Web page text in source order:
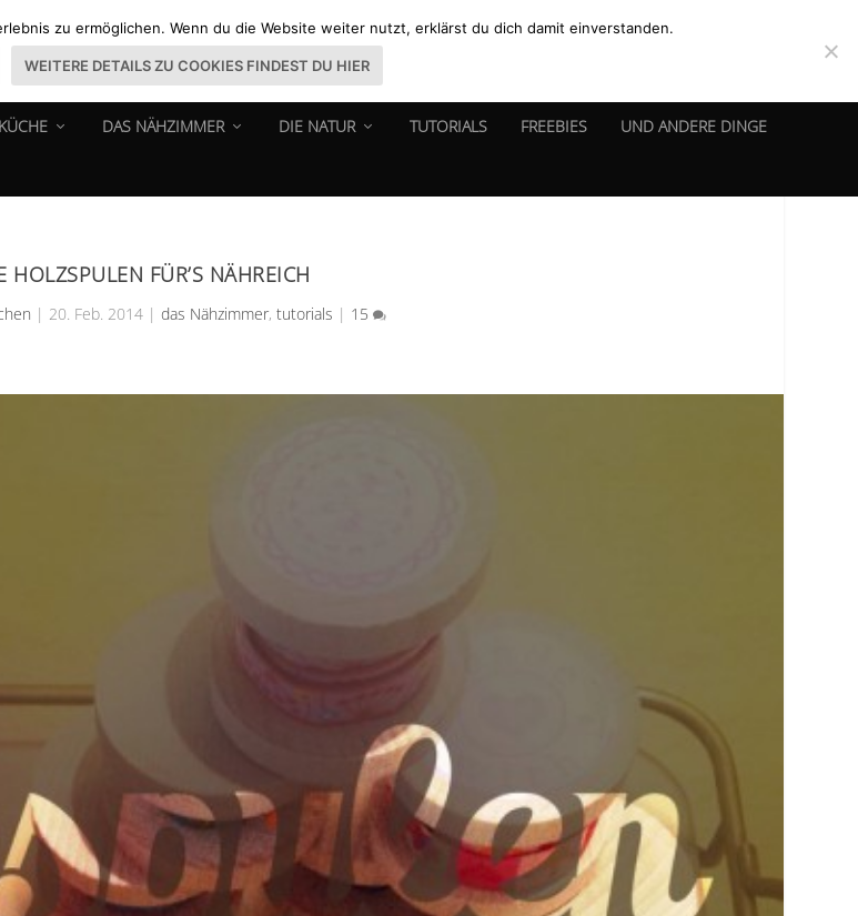
DAS NÄHZIMMER DIE NATUR TUTORIALS FREEBIES UND ANDERE DINGE
HOLZSPULEN FÜR’S NÄHREICH
| 20. Feb. 2014| das Nähzimmer, tutorials | 15
zu ermöglichen. Wenn du die Website weiter nutzt, erklärst du dich damit einverstanden.
WEITERE DETAILS ZU COOKIES FINDEST DU HIER